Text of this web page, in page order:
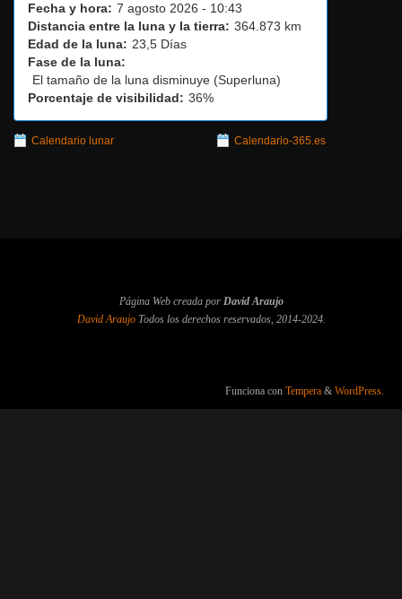
Fecha y hora: 7 agosto 2026 - 10:43
Distancia entre la luna y la tierra: 364.873 km
Edad de la luna: 23,5 Días
Fase de la luna:
El tamaño de la luna disminuye (Superluna)
Porcentaje de visibilidad: 36%
Calendario lunar Calendario-365.es
Página Web creada porDavid Araujo
David AraujoTodos los derechos reservados, 2014-2024.
Funciona con Tempera & WordPress.